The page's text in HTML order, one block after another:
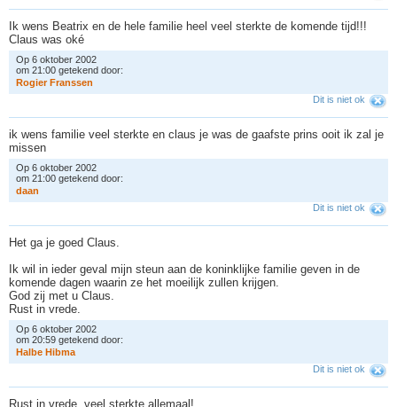
Ik wens Beatrix en de hele familie heel veel sterkte de komende tijd!!!
Claus was oké
Op 6 oktober 2002
om 21:00 getekend door:
Rogier Franssen
Dit is niet ok
ik wens familie veel sterkte en claus je was de gaafste prins ooit ik zal je
missen
Op 6 oktober 2002
om 21:00 getekend door:
daan
Dit is niet ok
Het ga je goed Claus.
Ik wil in ieder geval mijn steun aan de koninklijke familie geven in de
komende dagen waarin ze het moeilijk zullen krijgen.
God zij met u Claus.
Rust in vrede.
Op 6 oktober 2002
om 20:59 getekend door:
Halbe Hibma
Dit is niet ok
Rust in vrede, veel sterkte allemaal!